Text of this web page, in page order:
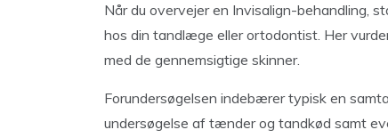
Når du overvejer en Invisalign-behandling,
hos din tandlæge eller ortodontist. Her
med de gennemsigtige skinner.
Forundersøgelsen indebærer typisk en
undersøgelse af tænder og tandkød samt